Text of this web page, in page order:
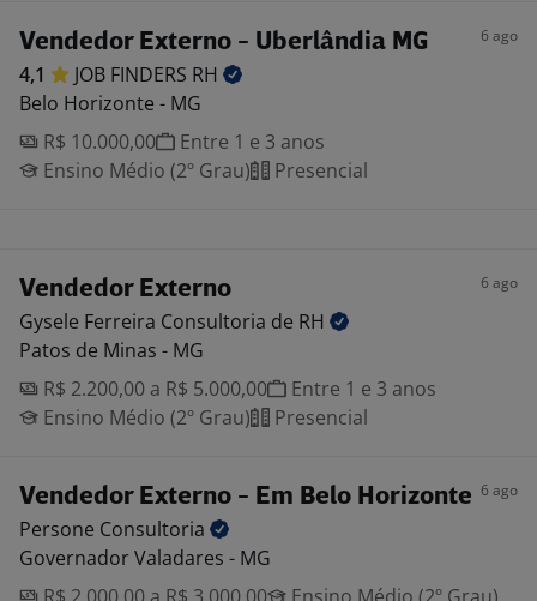
Vendedor Externo - Uberlândia MG 6 ago
4,1 JOB FINDERS RH
Belo Horizonte - MG
R$ 10.000,00
Entre 1 e 3 anos
Ensino Médio (2º Grau)
Presencial
Vendedor Externo 6 ago
Gysele Ferreira Consultoria de RH
Patos de Minas - MG
R$ 2.200,00 a R$ 5.000,00
Entre 1 e 3 anos
Ensino Médio (2º Grau)
Presencial
Vendedor Externo - Em Belo Horizonte 6 ago
Persone Consultoria
Governador Valadares - MG